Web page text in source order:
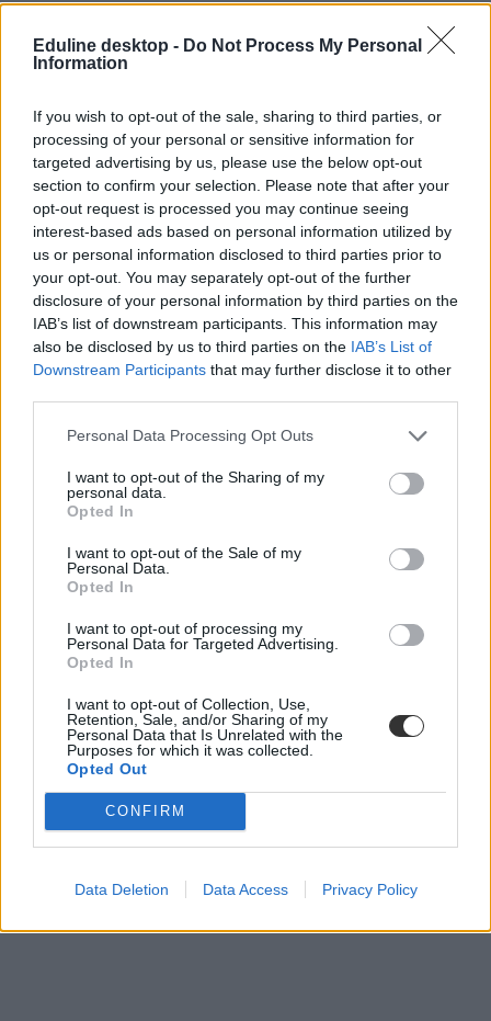
Eduline desktop - Do Not Process My Personal
Information
If you wish to opt-out of the sale, sharing to third parties, or
processing of your personal or sensitive information for
targeted advertising by us, please use the below opt-out
section to confirm your selection. Please note that after your
opt-out request is processed you may continue seeing
interest-based ads based on personal information utilized by
us or personal information disclosed to third parties prior to
your opt-out. You may separately opt-out of the further
disclosure of your personal information by third parties on the
IAB’s list of downstream participants. This information may
also be disclosed by us to third parties on the IAB’s List of
Downstream Participants that may further disclose it to other
Personal Data Processing Opt Outs
I want to opt-out of the Sharing of my
personal data.
Opted In
I want to opt-out of the Sale of my
Personal Data.
Opted In
I want to opt-out of processing my
Personal Data for Targeted Advertising.
Opted In
I want to opt-out of Collection, Use,
Retention, Sale, and/or Sharing of my
Personal Data that Is Unrelated with the
Purposes for which it was collected.
Opted Out
CONFIRM
Data Deletion Data Access Privacy Policy
roma diákok
NKE
Belügyminisztérium
mélyszegénység
Gáspár Sándor